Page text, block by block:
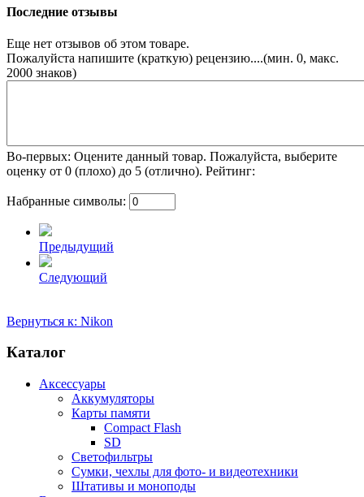
Последние отзывы
Еще нет отзывов об этом товаре.
Пожалуйста напишите (краткую) рецензию....(мин. 0, макс.
2000 знаков)
Во-первых: Оцените данный товар. Пожалуйста, выберите
оценку от 0 (плохо) до 5 (отлично). Рейтинг:
Набранные символы:
Предыдущий
Следующий
Вернуться к: Nikon
Каталог
Аксессуары
Аккумуляторы
Карты памяти
Compact Flash
SD
Светофильтры
Сумки, чехлы для фото- и видеотехники
Штативы и моноподы